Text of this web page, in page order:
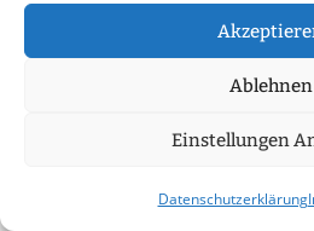
Ablehnen
Einstellungen
Datenschutzerklärung
Notfallservice in
Notfallservice in Altena
Notfallservice in Kierspe
Notfallservice in